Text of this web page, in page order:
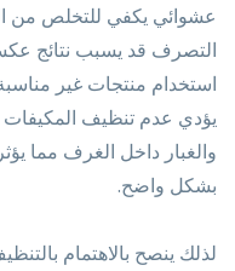
عشوائي يكفي للتخلص من
التصرف قد يسبب نتائج
استخدام منتجات غير
يؤدي عدم تنظيف المكيفات
والغبار داخل الغرف مما
بشكل واضح.
لذلك ينصح بالاهتمام